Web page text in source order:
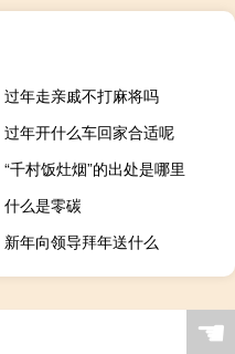
过年走亲戚不打麻将吗
过年开什么车回家合适呢
“千村饭灶烟”的出处是哪里
什么是零碳
新年向领导拜年送什么
☚